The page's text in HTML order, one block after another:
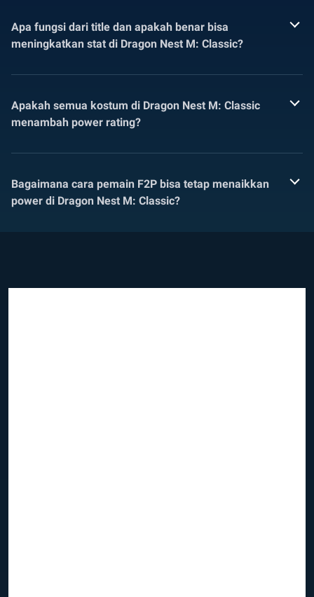
Apa fungsi dari title dan apakah benar bisa
meningkatkan stat di Dragon Nest M: Classic?
Apakah semua kostum di Dragon Nest M: Classic
menambah power rating?
Bagaimana cara pemain F2P bisa tetap menaikkan
power di Dragon Nest M: Classic?